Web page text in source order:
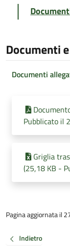
Documenti
Documenti
Pubblicato il
Griglia
(25,18 KB -
Pagina aggiornata il
Indietro